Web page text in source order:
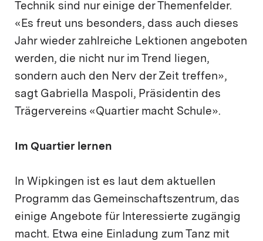
Technik sind nur einige der Themenfelder.
«Es freut uns besonders, dass auch dieses
Jahr wieder zahlreiche Lektionen angeboten
werden, die nicht nur im Trend liegen,
sondern auch den Nerv der Zeit treffen»,
sagt Gabriella Maspoli, Präsidentin des
Trägervereins «Quartier macht Schule».
Im Quartier lernen
In Wipkingen ist es laut dem aktuellen
Programm das Gemeinschaftszentrum, das
einige Angebote für Interessierte zugängig
macht. Etwa eine Einladung zum Tanz mit